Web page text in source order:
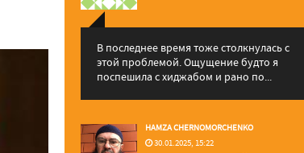
В последнее время тоже столкнулась с
этой проблемой. Ощущение будто я
поспешила с хиджабом и рано по...
HAMZA CHERNOMORCHENKO
30.01.2025, 15:22